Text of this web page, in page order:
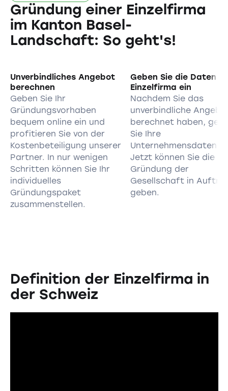
Gründung einer Einzelfirma
im Kanton Basel-
Landschaft: So geht's!
Unverbindliches Angebot
berechnen
Geben Sie Ihr
Gründungsvorhaben
bequem online ein und
profitieren Sie von der
Kostenbeteiligung unserer
Partner. In nur wenigen
Schritten können Sie Ihr
individuelles
Gründungspaket
zusammenstellen.
Geben Sie die Daten
Einzelfirma ein
Nachdem Sie das
unverbindliche
berechnet haben,
Sie Ihre
Unternehmensdaten
Jetzt können Sie die
Gründung der
Gesellschaft in
geben.
Definition der Einzelfirma in
der Schweiz